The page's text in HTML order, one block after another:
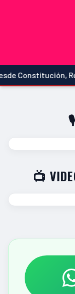
Constitución,
📺